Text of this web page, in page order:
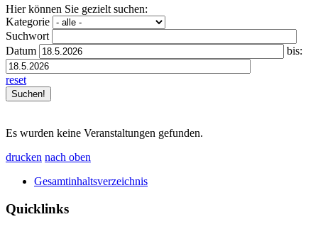
Hier können Sie gezielt suchen:
Kategorie
Suchwort
Datum
bis:
reset
Es wurden keine Veranstaltungen gefunden.
drucken nach oben
Gesamtinhaltsverzeichnis
Quicklinks